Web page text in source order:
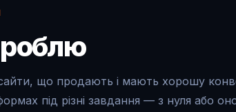
що продають і мають хорошу
під різні завдання — з нуля або